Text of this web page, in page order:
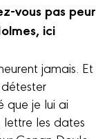
vous pas peur
ici
jamais. Et
que je lui ai
lettre les dates